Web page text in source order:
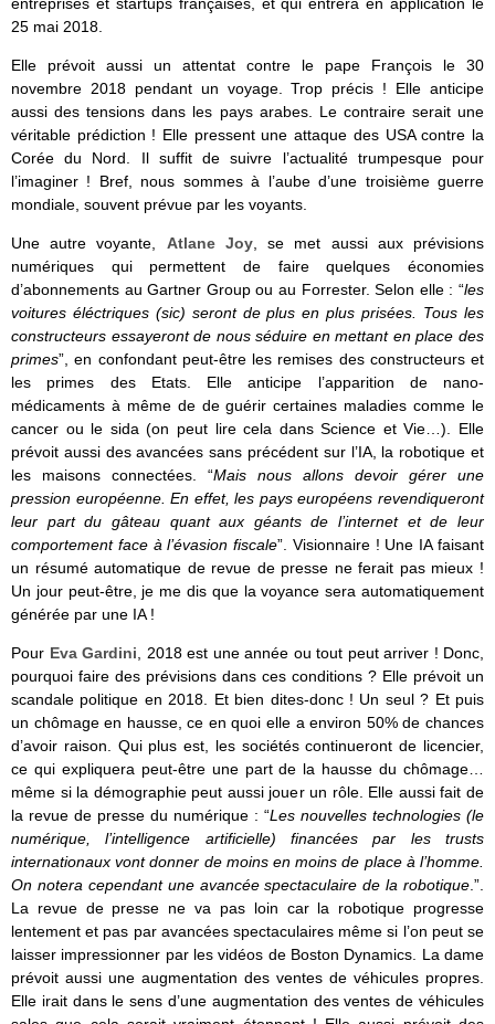
25 mai 2018.
Elle prévoit aussi un attentat contre le pape François le 30
novembre 2018 pendant un voyage. Trop précis ! Elle anticipe
aussi des tensions dans les pays arabes. Le contraire serait une
véritable prédiction ! Elle pressent une attaque des USA contre la
Corée du Nord. Il suffit de suivre l’actualité trumpesque pour
l’imaginer ! Bref, nous sommes à l’aube d’une troisième guerre
mondiale, souvent prévue par les voyants.
Une autre voyante, Atlane Joy,se met aussi aux prévisions
numériques qui permettent de faire quelques économies
d’abonnements au Gartner Group ou au Forrester.Selon elle : “les
voitures éléctriques (sic) seront de plus en plus prisées. Tous les
constructeurs essayeront de nous séduire en mettant en place des
primes”, en confondant peut-être les remises des constructeurs et
les primes des Etats. Elle anticipe l’apparition de nano-
médicaments à même de de guérir certaines maladies comme le
cancer ou le sida (on peut lire cela dans Science et Vie…). Elle
prévoit aussi desavancées sans précédent sur l’IA, la robotique et
les maisons connectées. “Mais nous allons devoir gérer une
pression européenne. En effet, les pays européens revendiqueront
leur part du gâteau quant aux géants de l’internet et de leur
comportement face à l’évasion fiscale”. Visionnaire ! Une IA faisant
un résumé automatique de revue de presse ne ferait pas mieux !
Un jour peut-être, je me dis que la voyance sera automatiquement
générée par une IA !
Pour Eva Gardini , 2018 est une année ou tout peut arriver ! Donc,
pourquoi faire des prévisions dans ces conditions ? Elle prévoit un
scandale politique en 2018. Et bien dites-donc ! Un seul ? Et puis
un chômage en hausse, ce en quoi elle a environ 50% de chances
d’avoir raison. Qui plus est, les sociétés continueront de licencier,
ce qui expliquera peut-être une part de la hausse du chômage…
même si la démographie peut aussi jouer un rôle. Elle aussi fait de
la revue de presse du numérique : “Les nouvelles technologies (le
numérique, l’intelligence artificielle) financées par les trusts
internationaux vont donner de moins en moins de place à l’homme.
On notera cependant une avancée spectaculaire de la robotique .”.
La revue de presse ne va pas loin car la robotique progresse
lentement et pas par avancées spectaculaires même si l’on peut se
laisser impressionner par les vidéos de Boston Dynamics. La dame
prévoit aussi une augmentation des ventes de véhicules propres.
Elle irait dans le sens d’une augmentation des ventes de véhicules